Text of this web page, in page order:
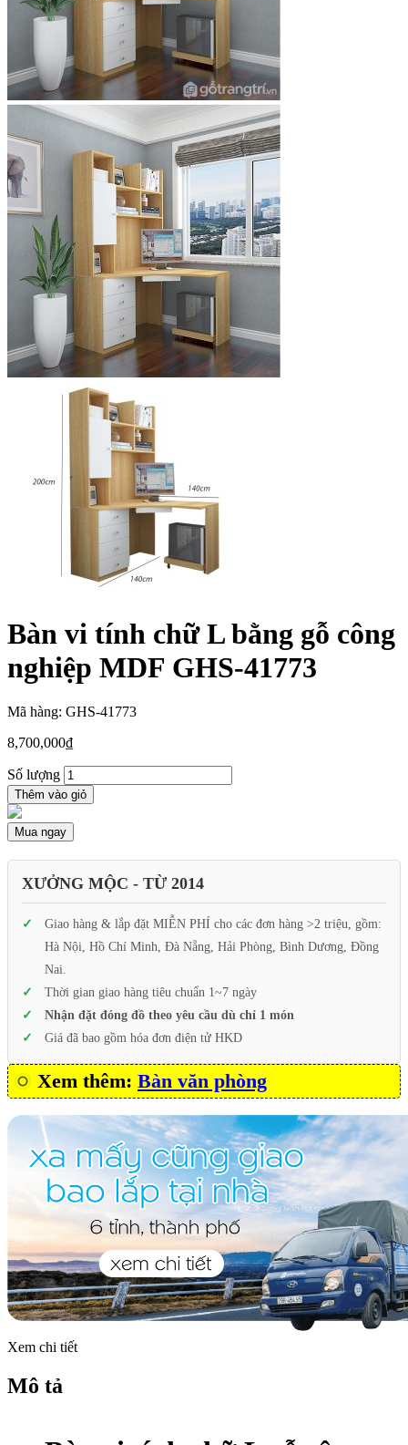
Bàn vi tính chữ L bằng gỗ công
nghiệp MDF GHS-41773
Mã hàng: GHS-41773
8,700,000₫
Số lượng
Thêm vào giỏ
Mua ngay
XƯỞNG MỘC - TỪ 2014
Giao hàng & lắp đặt MIỄN PHÍ cho các đơn hàng >2 triệu, gồm:
Hà Nội, Hồ Chí Minh, Đà Nẵng, Hải Phòng, Bình Dương, Đồng
Nai.
Thời gian giao hàng tiêu chuẩn 1~7 ngày
Nhận đặt đóng đồ theo yêu cầu dù chỉ 1 món
Giá đã bao gồm hóa đơn điện tử HKD
Xem thêm: Bàn văn phòng
Xem chi tiết
Mô tả